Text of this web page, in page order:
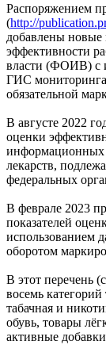
Распоряжением
(http://
добавлены новые
эффективности
власти (ФОИВ) с
ГИС
обязательной
В августе 2022
оценки
информационных
лекарств,
федеральных
В феврале 2023
показателей
использованием
оборотом
В этот перечень
восемь
табачная и
обувь, товары
активные